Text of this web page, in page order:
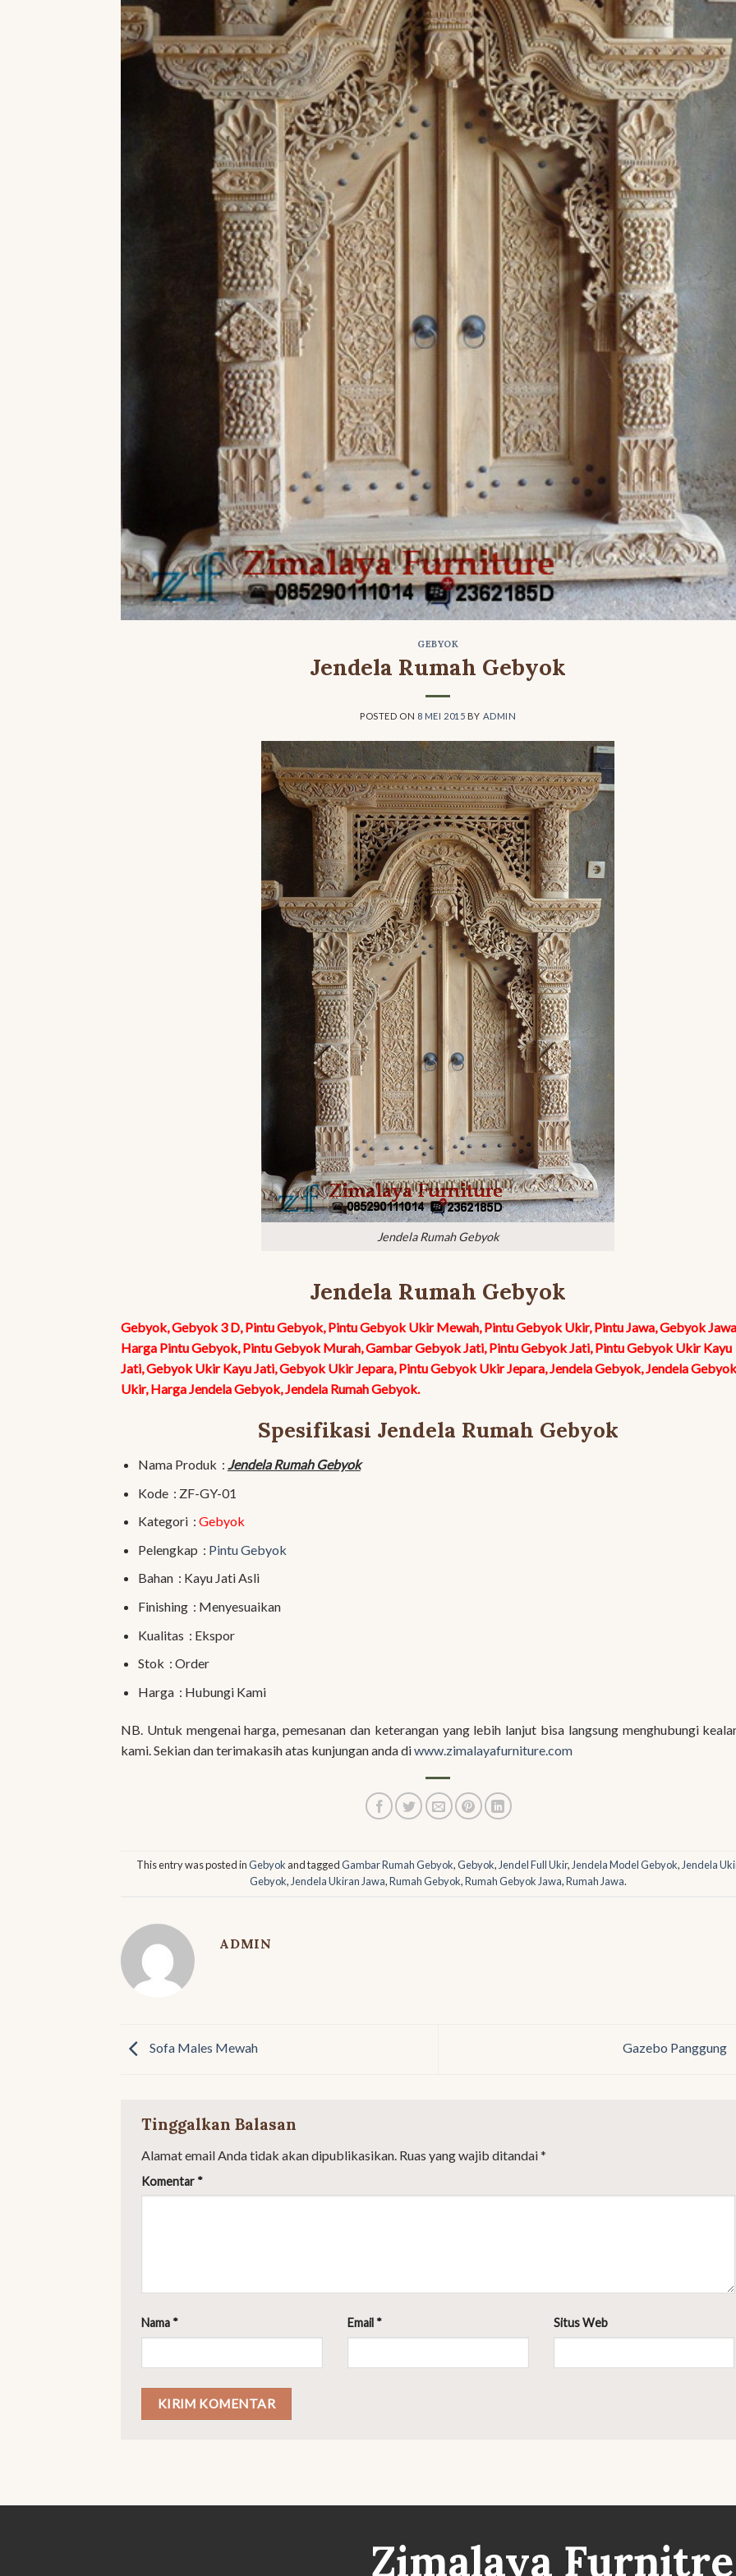
GEBYOK
Jendela Rumah Gebyok
POSTED ON 8 MEI 2015 BY ADMIN
Jendela Rumah Gebyok
Jendela Rumah Gebyok
Gebyok, Gebyok 3 D, Pintu Gebyok, Pintu Gebyok Ukir Mewah, Pintu Gebyok Ukir, Pintu Jawa, Gebyok
Harga Pintu Gebyok, Pintu Gebyok Murah, Gambar Gebyok Jati, Pintu Gebyok Jati, Pintu Gebyok Ukir Kayu
Jati, Gebyok Ukir Kayu Jati, Gebyok Ukir Jepara, Pintu Gebyok Ukir Jepara, Jendela Gebyok, Jendela Gebyok
Ukir, Harga Jendela Gebyok, Jendela Rumah Gebyok.
Spesifikasi Jendela Rumah Gebyok
Nama Produk : Jendela Rumah Gebyok
Kode : ZF-GY-01
Kategori : Gebyok
Pelengkap : Pintu Gebyok
Bahan : Kayu Jati Asli
Finishing : Menyesuaikan
Kualitas : Ekspor
Stok : Order
Harga : Hubungi Kami
NB. Untuk mengenai harga, pemesanan dan keterangan yang lebih lanjut bisa langsung menghubungi
kami. Sekian dan terimakasih atas kunjungan anda diwww.zimalayafurniture.com
This entry was posted inGebyok and taggedGambar Rumah Gebyok,Gebyok, Jendel Full Ukir, Jendela Model Gebyok, Jendela
Gebyok, Jendela Ukiran Jawa,Rumah Gebyok,Rumah Gebyok Jawa,Rumah Jawa.
ADMIN
Sofa Males Mewah Gazebo Panggung
Tinggalkan Balasan
Alamat email Anda tidak akan dipublikasikan. Ruas yang wajib ditandai*
Komentar *
Nama * Email * Situs Web
Zimalaya Furnitre